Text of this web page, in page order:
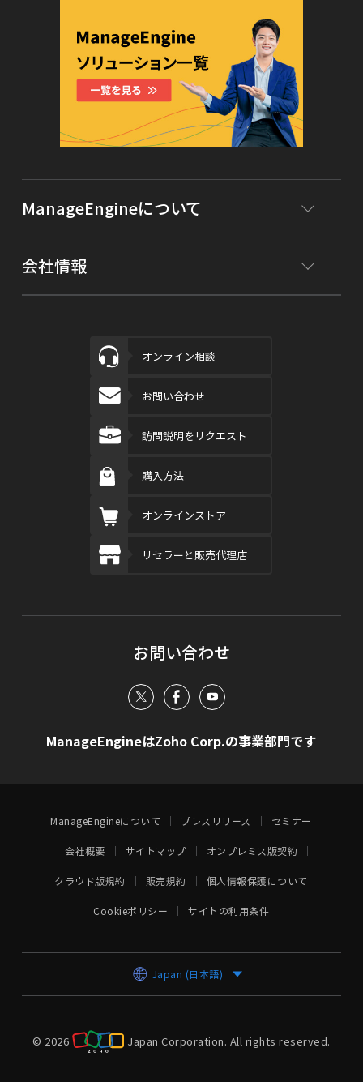
ManageEngineについて
会社情報
オンライン相談
お問い合わせ
訪問説明をリクエスト
購入方法
オンラインストア
リセラーと販売代理店
お問い合わせ
ManageEngineはZoho Corp.の事業部門です
ManageEngineについて プレスリリース セミナー
会社概要 サイトマップ オンプレミス版契約
クラウド版規約 販売規約 個人情報保護について
Cookieポリシー サイトの利用条件
Japan (日本語)
© 2026 Japan Corporation. All rights reserved.